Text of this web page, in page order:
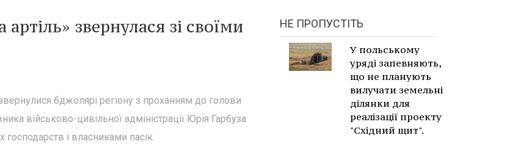
звернулася зі своїми
бджолярі регіону з проханням до голови
військово-цивільної адміністрації Юрія Гарбуза
і власниками пасік.
НЕ ПРОПУСТІТЬ
У польському
уряді запевняють,
що не планують
вилучати земельні
ділянки для
реалізації проекту
"Східний щит".